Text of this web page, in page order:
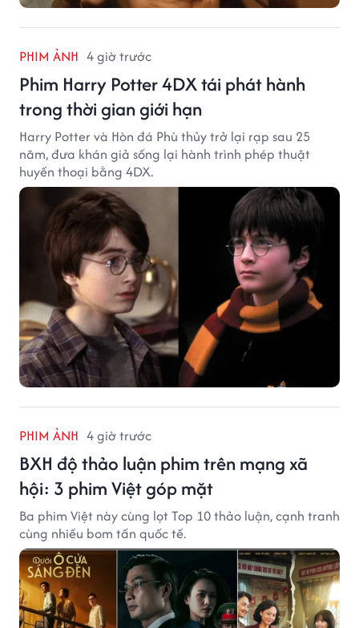
PHIM ẢNH 4 giờ trước
Phim Harry Potter 4DX tái phát hành
trong thời gian giới hạn
Harry Potter và Hòn đá Phù thủy trở lại rạp sau 25
năm, đưa khán giả sống lại hành trình phép thuật
huyền thoại bằng 4DX.
PHIM ẢNH 4 giờ trước
BXH độ thảo luận phim trên mạng xã
hội: 3 phim Việt góp mặt
Ba phim Việt này cùng lọt Top 10 thảo luận, cạnh tranh
cùng nhiều bom tấn quốc tế.